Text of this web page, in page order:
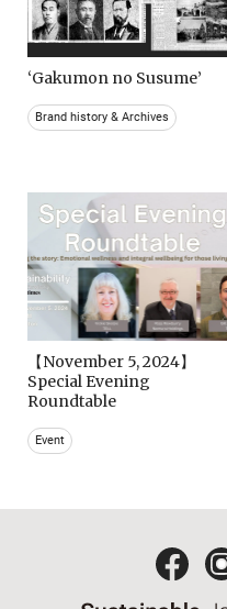
‘Gakumon no Susume’
Brand history & Archives
【November 5, 2024】
Special Evening
Roundtable
Event